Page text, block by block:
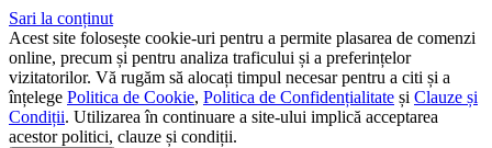
Sari la conținut
Acest site folosește cookie-uri pentru a permite plasarea de comenzi
online, precum și pentru analiza traficului și a preferințelor
vizitatorilor. Vă rugăm să alocați timpul necesar pentru a citi și a
înțelege Politica de Cookie, Politica de Confidențialitate și Clauze și
Condiții. Utilizarea în continuare a site-ului implică acceptarea
acestor politici, clauze și condiții.